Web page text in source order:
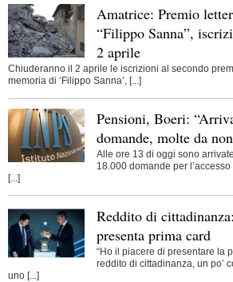
Amatrice: Premio
“Filippo Sanna”,
2 aprile
Chiuderanno il 2 aprile le iscrizioni al secondo
memoria di ‘Filippo Sanna’, [...]
Pensioni, Boeri:
domande, molte da
Alle ore 13 di oggi sono arrivate
18.000 domande per
[...]
Reddito di
presenta prima card
“Ho il piacere di presentare la
reddito di cittadinanza, un po’
uno [...]